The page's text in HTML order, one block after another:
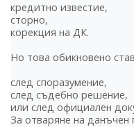
кредитно известие,
сторно,
корекция на ДК.
Но това обикновено
след споразумение,
след съдебно решение,
или след официален
За отваряне на